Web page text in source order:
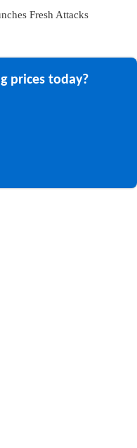
Fresh Attacks
prices today?